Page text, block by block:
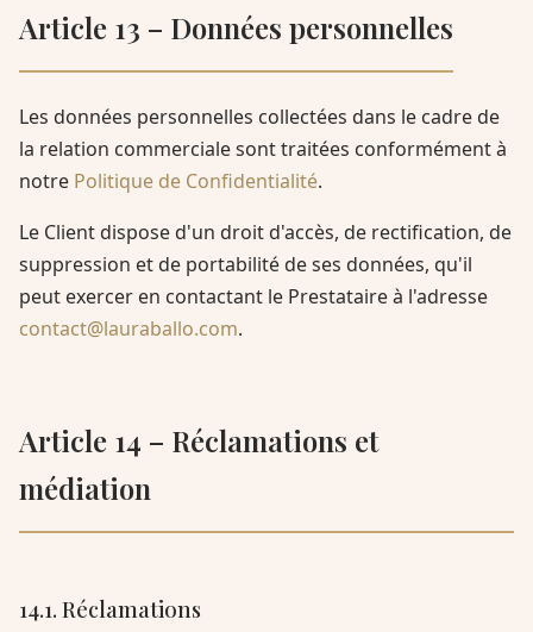
Article 13 – Données personnelles
Les données personnelles collectées dans le cadre de
la relation commerciale sont traitées conformément à
notre Politique de Confidentialité.
Le Client dispose d'un droit d'accès, de rectification, de
suppression et de portabilité de ses données, qu'il
peut exercer en contactant le Prestataire à l'adresse
contact@lauraballo.com.
Article 14 – Réclamations et
médiation
14.1. Réclamations